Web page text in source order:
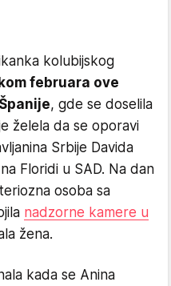
kolubijskog
februara ove
, gde se doselila
želela da se oporavi
Srbije Davida
Floridi u SAD. Na dan
osoba sa
nadzorne kamere u
žena.
kada se Anina